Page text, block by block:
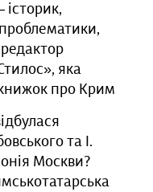
яка
про Крим
та І.
Москви?